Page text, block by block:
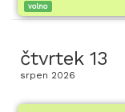
volno
čtvrtek 13
srpen 2026